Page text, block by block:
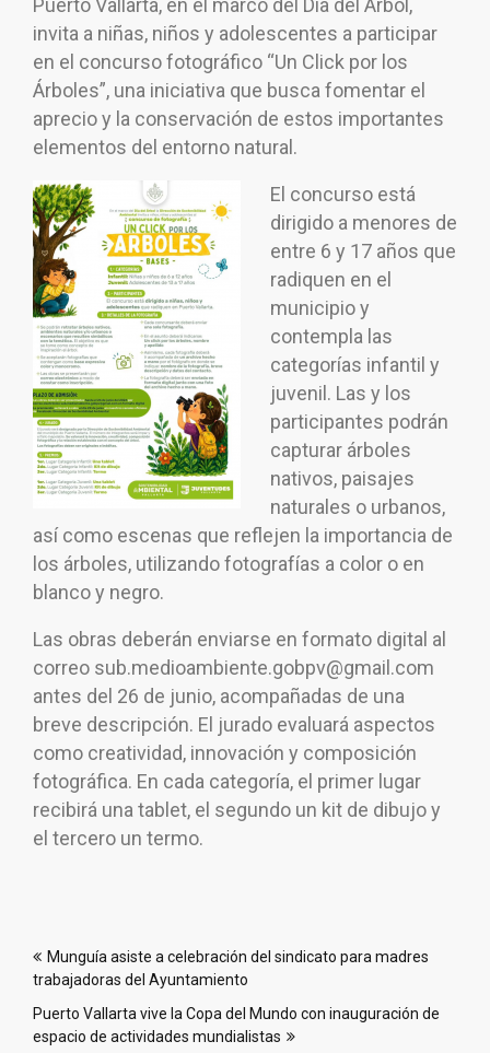
Puerto Vallarta, en el marco del Día del Árbol,
invita a niñas, niños y adolescentes a participar
en el concurso fotográfico “Un Click por los
Árboles”, una iniciativa que busca fomentar el
aprecio y la conservación de estos importantes
elementos del entorno natural.
El concurso está
dirigido a menores de
entre 6 y 17 años que
radiquen en el
municipio y
contempla las
categorías infantil y
juvenil. Las y los
participantes podrán
capturar árboles
nativos, paisajes
naturales o urbanos,
así como escenas que reflejen la importancia de
los árboles, utilizando fotografías a color o en
blanco y negro.
Las obras deberán enviarse en formato digital al
correo sub.medioambiente.gobpv@gmail.com
antes del 26 de junio, acompañadas de una
breve descripción. El jurado evaluará aspectos
como creatividad, innovación y composición
fotográfica. En cada categoría, el primer lugar
recibirá una tablet, el segundo un kit de dibujo y
el tercero un termo.
de
entradas
Munguía asiste a celebración del sindicato para madres
trabajadoras del Ayuntamiento
Puerto Vallarta vive la Copa del Mundo con inauguración de
espacio de actividades mundialistas